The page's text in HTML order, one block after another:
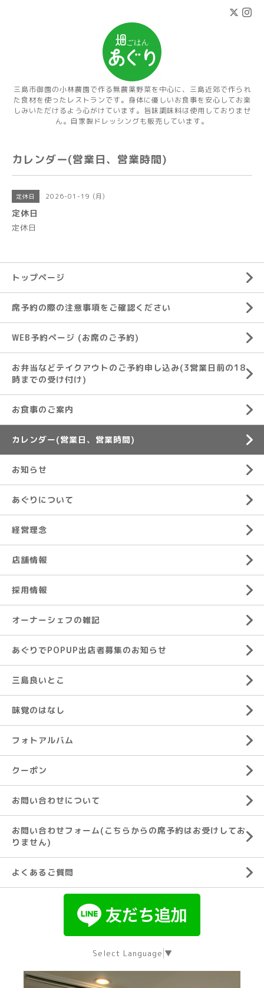
三島市御園の小林農園で作る無農薬野菜を中心に、三島近郊で作られ
た食材を使ったレストランです。身体に優しいお食事を安心してお楽
しみいただけるよう心がけています。旨味調味料は使用しておりませ
ん。自家製ドレッシングも販売しています。
カレンダー(営業日、営業時間)
定休日 2026-01-19 (月)
定休日
定休日
トップページ
席予約の際の注意事項をご確認ください
WEB予約ページ (お席のご予約)
お弁当などテイクアウトのご予約申し込み(3営業日前の18
時までの受け付け)
お食事のご案内
カレンダー(営業日、営業時間)
お知らせ
あぐりについて
経営理念
店舗情報
採用情報
オーナーシェフの雑記
あぐりでPOPUP出店者募集のお知らせ
三島良いとこ
味覚のはなし
フォトアルバム
クーポン
お問い合わせについて
お問い合わせフォーム(こちらからの席予約はお受けしてお
りません)
よくあるご質問
Select Language ▼